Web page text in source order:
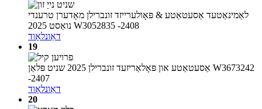
לאַמינאַטעד אַסעטאַטע & פּאָולערייזד זונברילן מאָדערן טרענדי
נואַסט 2025 W3052835 -2408
דאַונלאָוד
19
אַסעטאַטע און פּאָלאַריזעד זונברילן 2025 שניט פּלאַן W3673242
-2407
דאַונלאָוד
20